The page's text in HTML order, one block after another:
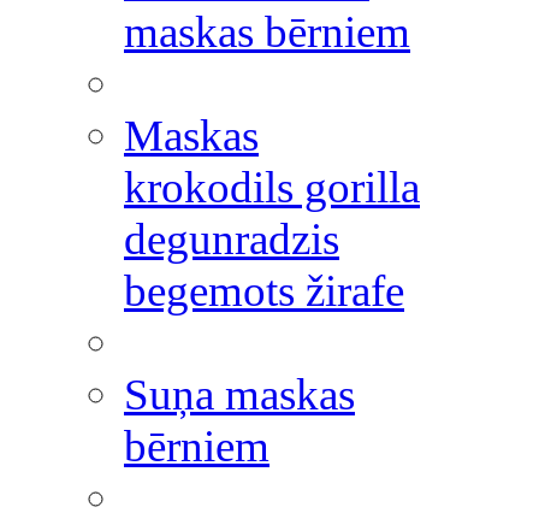
maskas bērniem
Maskas
krokodils gorilla
degunradzis
begemots žirafe
Suņa maskas
bērniem